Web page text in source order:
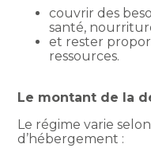
couvrir des
santé,
et rester
ressources.
Le montant de la
Le régime varie
d’hébergement :